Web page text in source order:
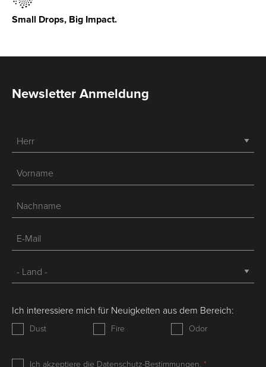
Small Drops, Big Impact.
Newsletter Anmeldung
Ich interessiere mich für Neuigkeiten aus dem Bereich:
Dust Fire Odor
Ich akzeptiere die Datenschutz-Bestimmungen.